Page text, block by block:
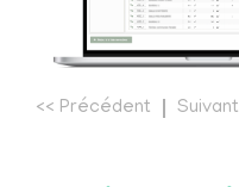
<< Précédent Suivant